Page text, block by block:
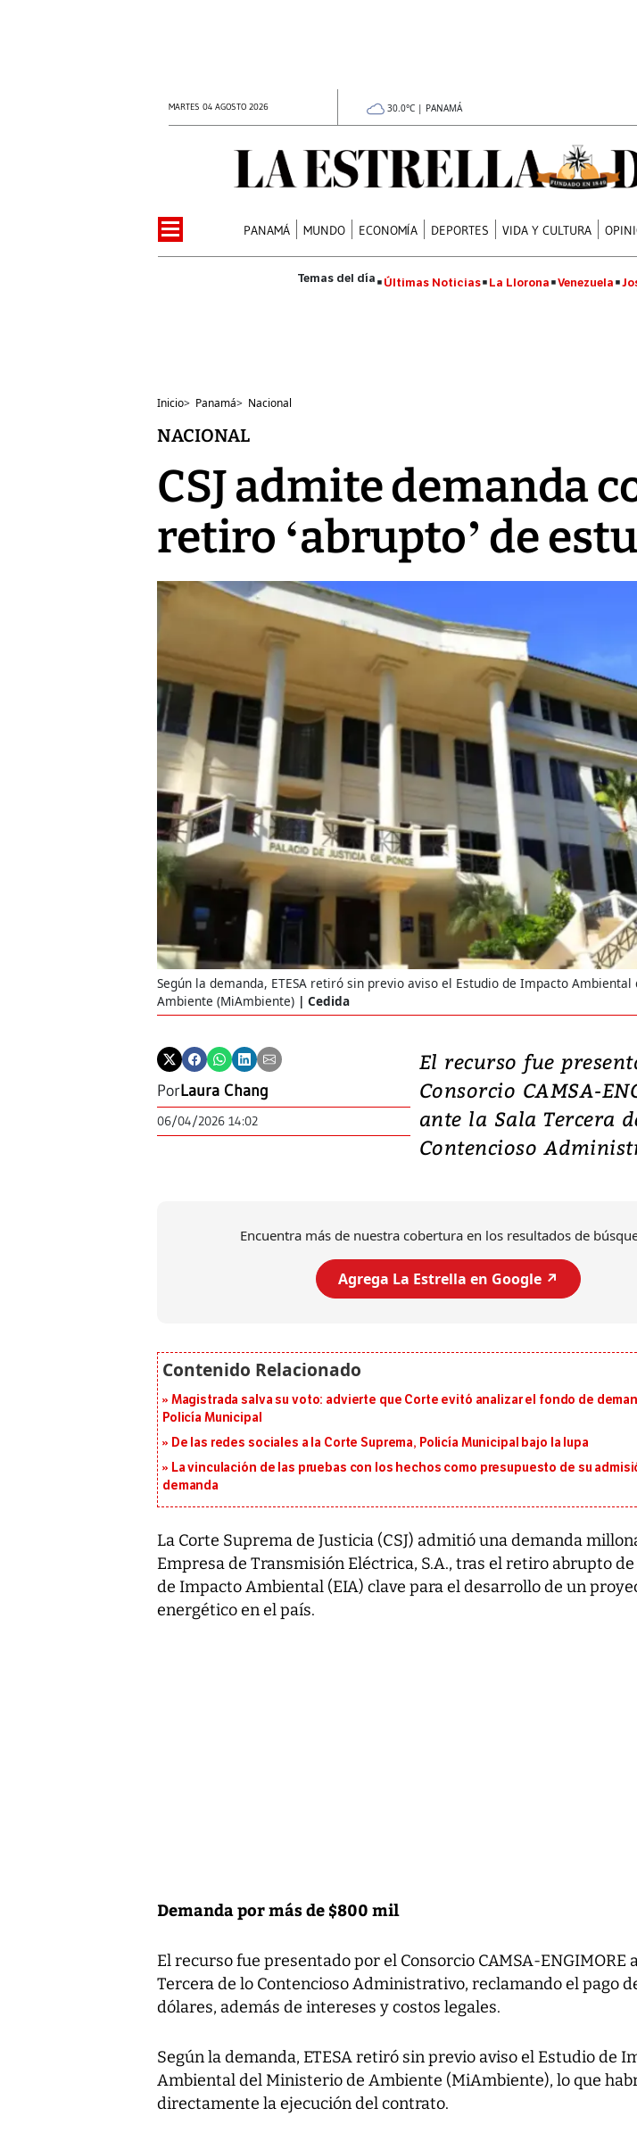
MARTES 04 AGOSTO 2026 30.0°C | PANAMÁ
PANAMÁ MUNDO ECONOMÍA DEPORTES VIDA Y CULTURA
Últimas Noticias La Llorona Venezuela
Inicio> Panamá> Nacional
NACIONAL
CSJ admite demanda
retiro ‘abrupto’ de
Según la demanda, ETESA retiró sin previo aviso el Estudio de Impacto
Ambiente (MiAmbiente)
Cedida
PorLaura Chang
06/04/2026 14:02
El recurso fue
Consorcio CAMSA-
ante la Sala Tercera
Contencioso
Encuentra más de nuestra cobertura en los resultados de
Agrega La Estrella en Google ↗️
Magistrada salva su voto: advierte que Corte evitó analizar el fondo de
Policía Municipal
De las redes sociales a la Corte Suprema, Policía Municipal bajo la lupa
La vinculación de las pruebas con los hechos como presupuesto de su
demanda
La Corte Suprema de Justicia (CSJ) admitió una demanda
Empresa de Transmisión Eléctrica, S.A., tras el retiro abrupto
de Impacto Ambiental (EIA) clave para el desarrollo de un
energético en el país.
Demanda por más de $800 mil
El recurso fue presentado por el Consorcio CAMSA-ENGIMORE
Tercera de lo Contencioso Administrativo, reclamando el pago
dólares, además de intereses y costos legales.
Según la demanda, ETESA retiró sin previo aviso el Estudio de
Ambiental del Ministerio de Ambiente (MiAmbiente), lo que
directamente la ejecución del contrato.
Video, Japón:
deja heridos y
daños en
Un fuerte
7,1 se registró este
julio en la
al sur de Japón,
emergencia de gran